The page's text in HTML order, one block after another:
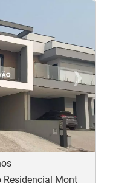
›
Residencial Mont